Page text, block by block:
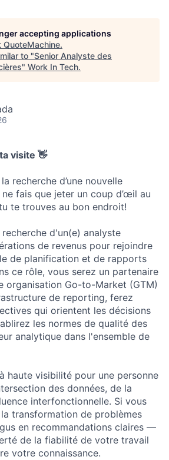
accepting applications
QuoteMachine.
to "Senior Analyste des
" Work In Tech.
visite 👋
recherche d’une nouvelle
fais que jeter un coup d’œil au
te trouves au bon endroit!
d'un(e) analyste
de revenus pour rejoindre
de planification et de rapports
ce rôle, vous serez un partenaire
organisation Go-to-Market (GTM)
de reporting, ferez
qui orientent les décisions
les normes de qualité des
analytique dans l'ensemble de
haute visibilité pour une personne
des données, de la
interfonctionnelle. Si vous
transformation de problèmes
en recommandations claires —
de la fiabilité de votre travail
votre connaissance.